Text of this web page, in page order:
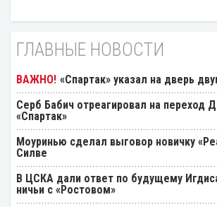
ГЛАВНЫЕ НОВОСТИ
«Спартак» указал на дверь
Серб Бабич отреагировал на переход
«Спартак»
Моуринью сделал выговор новичку
Силве
В ЦСКА дали ответ по будущему
ничьи с «Ростовом»